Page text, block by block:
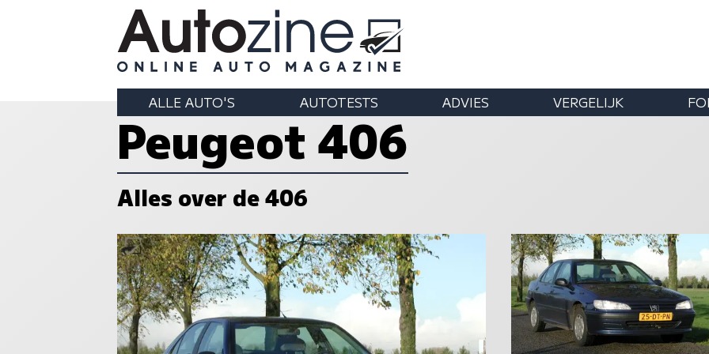
ALLE AUTO'S AUTOTESTS ADVIES VERGELIJK
Peugeot 406
Alles over de 406